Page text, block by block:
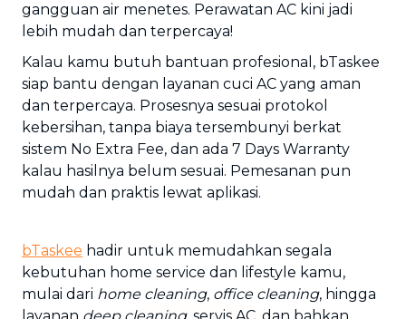
gangguan air menetes. Perawatan AC kini jadi
lebih mudah dan terpercaya!
Kalau kamu butuh bantuan profesional, bTaskee
siap bantu dengan layanan cuci AC yang aman
dan terpercaya. Prosesnya sesuai protokol
kebersihan, tanpa biaya tersembunyi berkat
sistem No Extra Fee, dan ada 7 Days Warranty
kalau hasilnya belum sesuai. Pemesanan pun
mudah dan praktis lewat aplikasi.
bTaskee hadir untuk memudahkan segala
kebutuhan home service dan lifestyle kamu,
mulai dari home cleaning, office cleaning, hingga